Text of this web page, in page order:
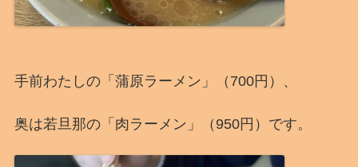
手前わたしの「蒲原ラーメン」（700円）、
奥は若旦那の「肉ラーメン」（950円）です。